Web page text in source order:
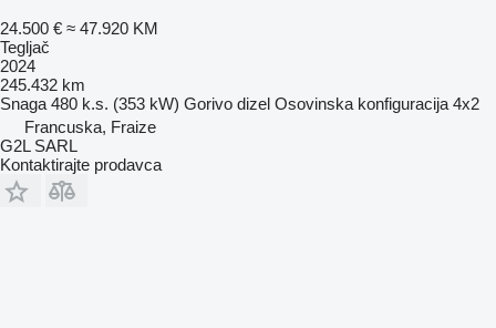
24.500 € ≈ 47.920 KM
Tegljač
2024
245.432 km
Snaga 480 k.s. (353 kW) Gorivo dizel Osovinska konfiguracija 4x2
Francuska, Fraize
G2L SARL
Kontaktirajte prodavca